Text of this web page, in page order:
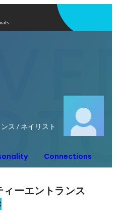
ス / ネイリスト
Connections
ーエントランス